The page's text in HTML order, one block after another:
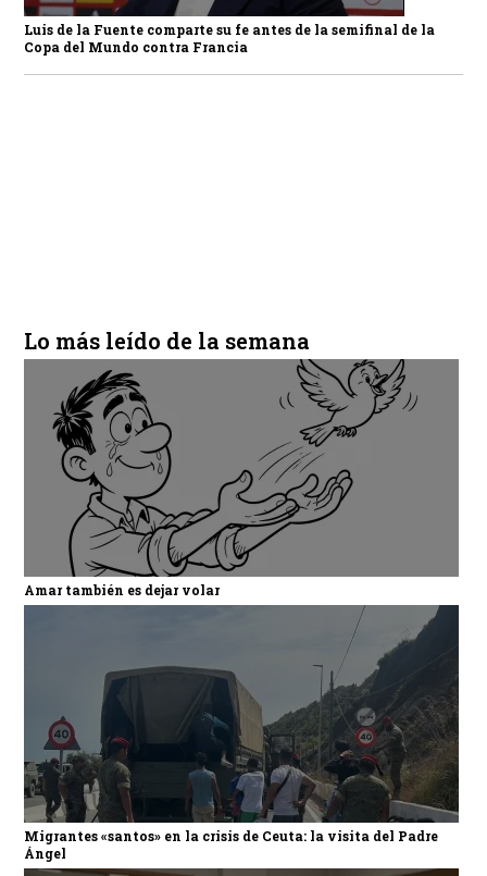
Luis de la Fuente comparte su fe antes de la semifinal de la
Copa del Mundo contra Francia
Lo más leído de la semana
Amar también es dejar volar
Migrantes «santos» en la crisis de Ceuta: la visita del Padre
Ángel